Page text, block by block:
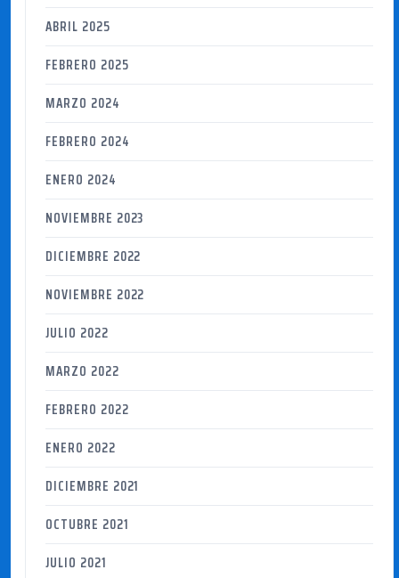
ABRIL 2025
FEBRERO 2025
MARZO 2024
FEBRERO 2024
ENERO 2024
NOVIEMBRE 2023
DICIEMBRE 2022
NOVIEMBRE 2022
JULIO 2022
MARZO 2022
FEBRERO 2022
ENERO 2022
DICIEMBRE 2021
OCTUBRE 2021
JULIO 2021